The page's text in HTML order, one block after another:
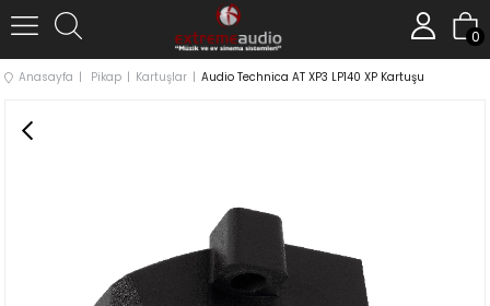
0
Anasayfa Pikap Kartuşlar Audio Technica AT XP3 LP140 XP Kartuşu